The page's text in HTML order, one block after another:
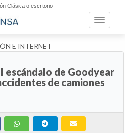
Clásica o escritorio
Toggle
E INTERNET
escándalo de Goodyear
de camiones